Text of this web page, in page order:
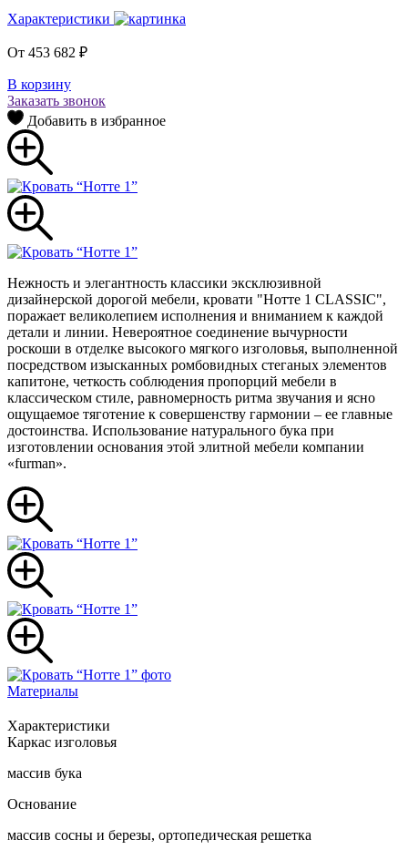
Характеристики
От 453 682 ₽
В корзину
Заказать звонок
Добавить в избранное
Нежность и элегантность классики эксклюзивной
дизайнерской дорогой мебели, кровати "Нотте 1 CLASSIC",
поражает великолепием исполнения и вниманием к каждой
детали и линии. Невероятное соединение вычурности
роскоши в отделке высокого мягкого изголовья, выполненной
посредством изысканных ромбовидных стеганых элементов
капитоне, четкость соблюдения пропорций мебели в
классическом стиле, равномерность ритма звучания и ясно
ощущаемое тяготение к совершенству гармонии – ее главные
достоинства. Использование натурального бука при
изготовлении основания этой элитной мебели компании
«furman».
Материалы
Характеристики
Каркас изголовья
массив бука
Основание
массив сосны и березы, ортопедическая решетка